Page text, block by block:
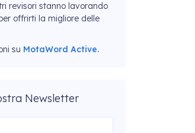
revisori stanno lavorando
offrirti la migliore delle
su MotaWord Active.
Newsletter